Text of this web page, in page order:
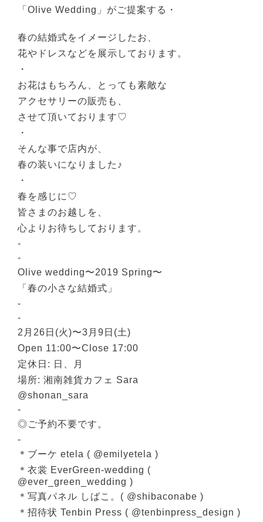
「Olive Wedding」がご提案する・
春の結婚式をイメージしたお、
花やドレスなどを展示しております。
・
お花はもちろん、とっても素敵な
アクセサリーの販売も、
させて頂いております♡
・
そんな事で店内が、
春の装いになりました♪
・
春を感じに♡
皆さまのお越しを、
心よりお待ちしております。
-
-
Olive wedding〜2019 Spring〜
「春の小さな結婚式」
-
-
2月26日(火)〜3月9日(土)
Open 11:00〜Close 17:00
定休日: 日、月
場所: 湘南雑貨カフェ Sara
@shonan_sara
-
◎ご予約不要です。
-
＊ブーケ etela ( @emilyetela )
＊衣裳 EverGreen-wedding (
@ever_green_wedding )
＊写真パネル しばこ。( @shibaconabe )
＊招待状 Tenbin Press ( @tenbinpress_design )